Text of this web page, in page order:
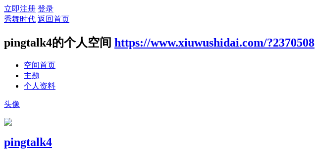
立即注册 登录
秀舞时代 返回首页
pingtalk4的个人空间 https://www.xiuwushidai.com/?2370508
空间首页
主题
个人资料
头像
pingtalk4